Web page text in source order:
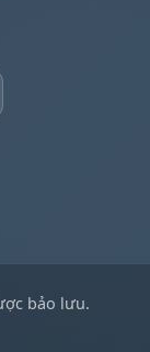
bảo lưu.